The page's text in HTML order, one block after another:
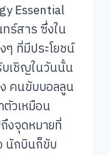
Essential
ร์สาร ซึ่งใน
ๆ ที่มีประโยชน์
เชิญในวันนั้น
คนขับบอลลูน
วเหมือน
งจุดหมายที่
นักบินก็ขับ